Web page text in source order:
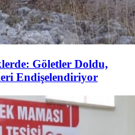
Göletler Doldu,
Endişelendiriyor